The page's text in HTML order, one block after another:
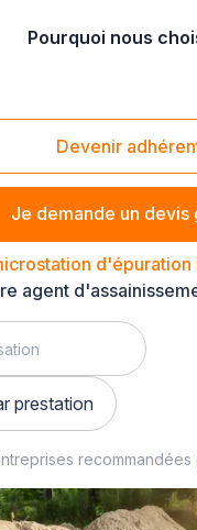
Pourquoi nous
Devenir
Je demande un devis
agent
prestation